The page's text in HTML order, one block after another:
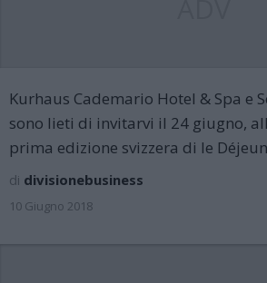
Kurhaus Cademario Hotel & Spa e
sono lieti di invitarvi il 24 giugno,
prima edizione svizzera di le
di divisionebusiness
10 Giugno 2018